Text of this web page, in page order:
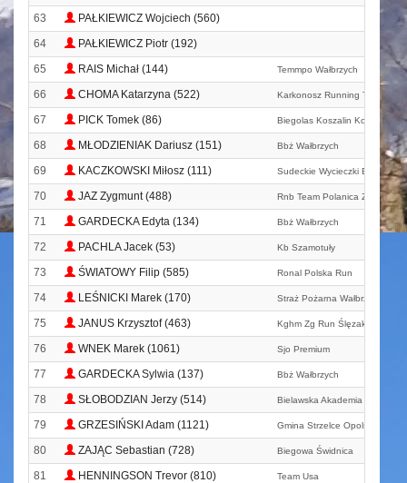
63
PAŁKIEWICZ Wojciech (560)
64
PAŁKIEWICZ Piotr (192)
65
RAIS Michał (144) Temmpo Wałbrzych
66 CHOMA Katarzyna (522) Karkonosz Running Team
67 PICK Tomek (86) Biegolas Koszalin Korona
68 MŁODZIENIAK Dariusz (151) Bbż Wałbrzych
69 KACZKOWSKI Miłosz (111) Sudeckie Wycieczki Biegowe
70 JAZ Zygmunt (488) Rnb Team Polanica Zdrój
71 GARDECKA Edyta (134) Bbż Wałbrzych
72 PACHLA Jacek (53) Kb Szamotuły
73 ŚWIATOWY Filip (585) Ronal Polska Run
74 LEŚNICKI Marek (170) Straż Pożarna Wałbrzych
75 JANUS Krzysztof (463) Kghm Zg Run Ślęzak Team
76 WNEK Marek (1061) Sjo Premium
77 GARDECKA Sylwia (137) Bbż Wałbrzych
78 SŁOBODZIAN Jerzy (514) Bielawska Akademia Biegania
79 GRZESIŃSKI Adam (1121) Gmina Strzelce Opolskie
80 ZAJĄC Sebastian (728) Biegowa Świdnica
81 HENNINGSON Trevor (810) Team Usa